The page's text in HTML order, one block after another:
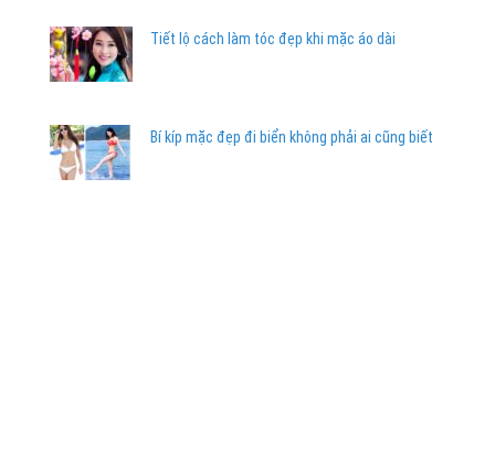
Tiết lộ cách làm tóc đẹp khi mặc áo dài
Bí kíp mặc đẹp đi biển không phải ai cũng biết